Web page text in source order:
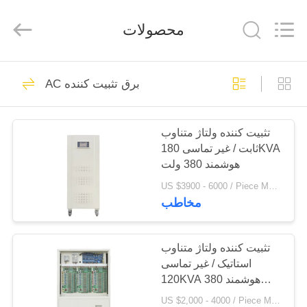
خانه
محصولات
تور
کارخانه
تامین
کننده.
2014
acpowerstabilizer.com.
AC برق تثبیت کننده
سه فاز تثبیت کننده
ولتاژ
62
محصولات
AC برق تثبیت کننده
تثبیت کننده ولتاژ متناوب
ثابت / غیر تماسی 180KVA
هوشمند 380 ولت
US $3900 - 6000 / Piece MOQ:1
مخاطب
تثبیت کننده ولتاژ متناوب
استاتیک / غیر تماسی
120KVA هوشمند 380
ولت
US $2,000 - 4000 / Piece MOQ:1